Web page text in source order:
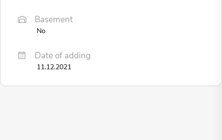
Basement
No
Date of adding
11.12.2021